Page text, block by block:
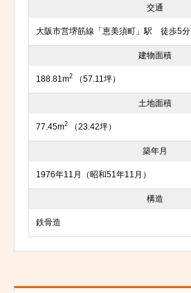
交通
大阪市営堺筋線「恵美須町」駅 徒歩5分
建物面積
188.81m2 （57.11坪）
土地面積
77.45m2 （23.42坪）
築年月
1976年11月（昭和51年11月）
構造
鉄骨造